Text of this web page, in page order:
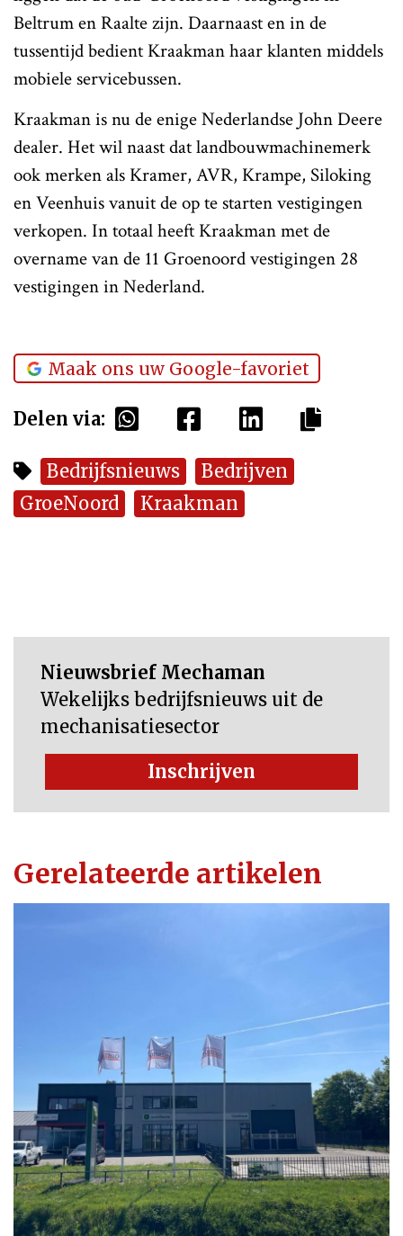
Beltrum en Raalte zijn. Daarnaast en in de
tussentijd bedient Kraakman haar klanten middels
mobiele servicebussen.
Kraakman is nu de enige Nederlandse John Deere
dealer. Het wil naast dat landbouwmachinemerk
ook merken als Kramer, AVR, Krampe, Siloking
en Veenhuis vanuit de op te starten vestigingen
verkopen. In totaal heeft Kraakman met de
overname van de 11 Groenoord vestigingen 28
vestigingen in Nederland.
Maak ons uw Google-favoriet
Delen via:
Bedrijfsnieuws
Bedrijven
GroeNoord
Kraakman
Nieuwsbrief Mechaman
Wekelijks bedrijfsnieuws uit de
mechanisatiesector
Inschrijven
Gerelateerde artikelen